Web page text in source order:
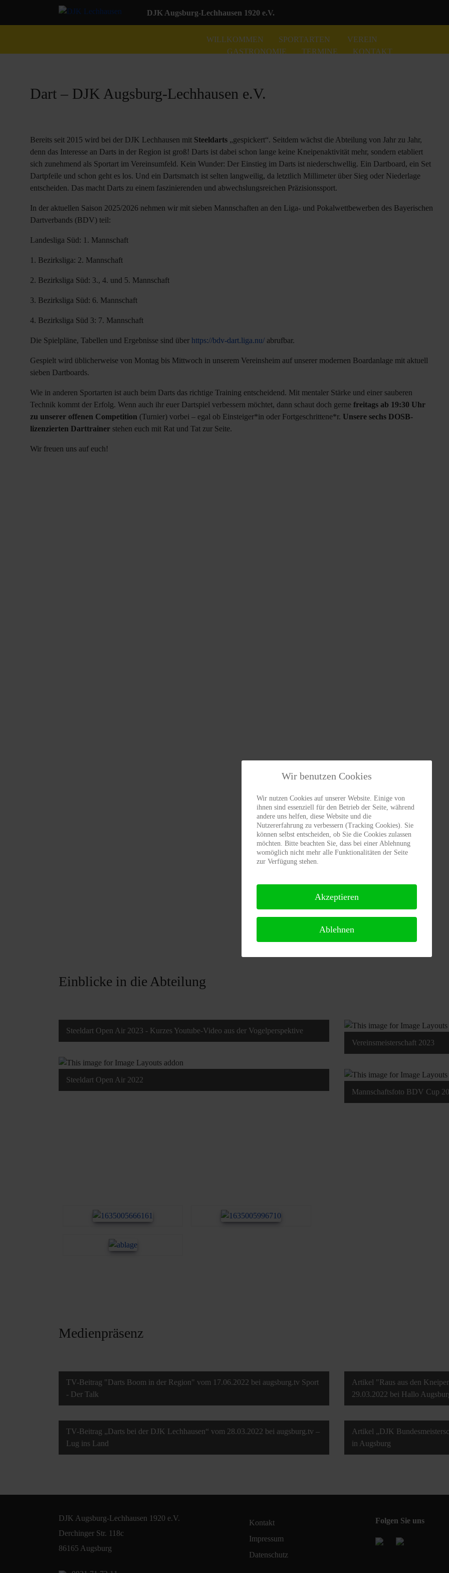
DJK Augsburg-Lechhausen 1920 e.V.
WILLKOMMEN SPORTARTEN
VEREIN
GASTRONOMIE
TERMINE KONTAKT
Dart – DJK Augsburg-Lechhausen e.V.
Bereits seit 2015 wird bei der DJK Lechhausen mit Steeldarts „gespickert“. Seitdem wächst die Abteilung von Jahr zu Jahr,
denn das Interesse an Darts in der Region ist groß! Darts ist dabei schon lange keine Kneipenaktivität mehr, sondern etabliert
sich zunehmend als Sportart im Vereinsumfeld. Kein Wunder: Der Einstieg im Darts ist niederschwellig. Ein Dartboard, ein Set
Dartpfeile und schon geht es los. Und ein Dartsmatch ist selten langweilig, da letztlich Millimeter über Sieg oder Niederlage
entscheiden. Das macht Darts zu einem faszinierenden und abwechslungsreichen Präzisionssport.
In der aktuellen Saison 2025/2026 nehmen wir mit sieben Mannschaften an den Liga- und Pokalwettbewerben des Bayerischen
Dartverbands (BDV) teil:
Landesliga Süd: 1. Mannschaft
1. Bezirksliga: 2. Mannschaft
2. Bezirksliga Süd: 3., 4. und 5. Mannschaft
3. Bezirksliga Süd: 6. Mannschaft
4. Bezirksliga Süd 3: 7. Mannschaft
Die Spielpläne, Tabellen und Ergebnisse sind über https://bdv-dart.liga.nu/ abrufbar.
Gespielt wird üblicherweise von Montag bis Mittwoch in unserem Vereinsheim auf unserer modernen Boardanlage mit aktuell
sieben Dartboards.
Wie in anderen Sportarten ist auch beim Darts das richtige Training entscheidend. Mit mentaler Stärke und einer sauberen
Technik kommt der Erfolg. Wenn auch ihr euer Dartspiel verbessern möchtet, dann schaut doch gerne freitags ab 19:30 Uhr
zu unserer offenen Competition (Turnier) vorbei – egal ob Einsteiger*in oder Fortgeschrittene*r. Unsere sechs DOSB-
lizenzierten Darttrainer stehen euch mit Rat und Tat zur Seite.
Wir freuen uns auf euch!
Einblicke in die Abteilung
Steeldart Open Air 2023 - Kurzes Youtube-Video aus der Vogelperspektive
Steeldart Open Air 2022
Vereinsmeisterschaft 2023
Mannschaftsfoto BDV Cup
Medienpräsenz
TV-Beitrag "Darts Boom in der Region" vom 17.06.2022 bei augsburg.tv Sport
- Der Talk
TV-Beitrag „Darts bei der DJK Lechhausen“ vom 28.03.2022 bei augsburg.tv –
Lug ins Land
Artikel "Raus aus den
29.03.2022 bei Hallo
Artikel „DJK
in Augsburg
DJK Augsburg-Lechhausen 1920 e.V.
Derchinger Str. 118c
86165 Augsburg
Kontakt
Impressum
Datenschutz
Folgen Sie uns
Wir benutzen Cookies
Wir nutzen Cookies auf unserer Website. Einige von
ihnen sind essenziell für den Betrieb der Seite, während
andere uns helfen, diese Website und die
Nutzererfahrung zu verbessern (Tracking Cookies). Sie
können selbst entscheiden, ob Sie die Cookies zulassen
möchten. Bitte beachten Sie, dass bei einer Ablehnung
womöglich nicht mehr alle Funktionalitäten der Seite
zur Verfügung stehen.
Akzeptieren
Ablehnen